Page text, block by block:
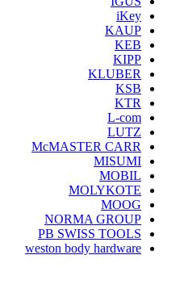
iKey
KAUP
KEB
KIPP
KLUBER
KSB
KTR
L-com
LUTZ
McMASTER CARR
MISUMI
MOBIL
MOLYKOTE
MOOG
NORMA GROUP
PB SWISS TOOLS
weston body hardware